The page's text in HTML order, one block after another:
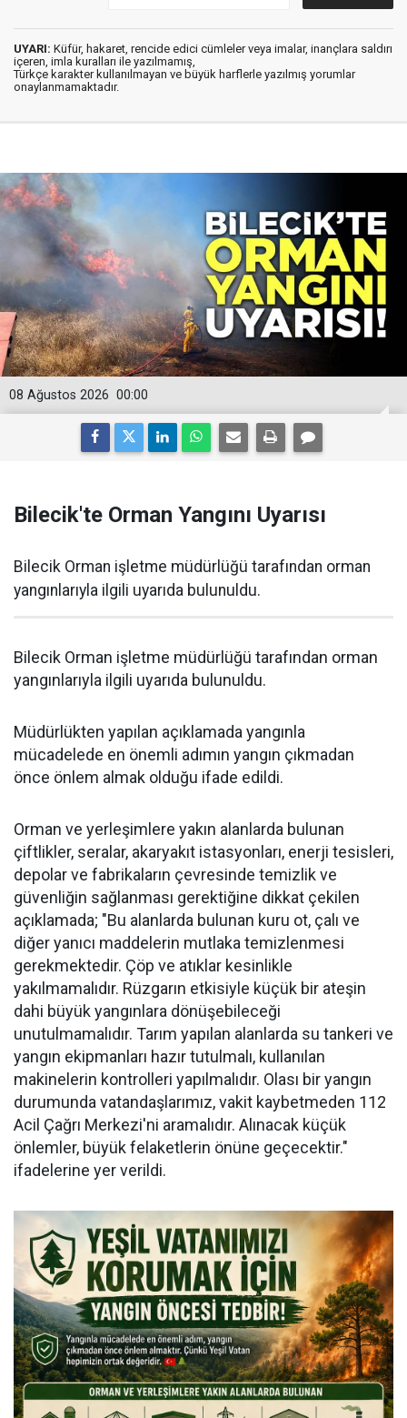
UYARI: Küfür, hakaret, rencide edici cümleler veya imalar, inançlara saldırı
içeren, imla kuralları ile yazılmamış,
Türkçe karakter kullanılmayan ve büyük harflerle yazılmış yorumlar
onaylanmamaktadır.
00:00
08 Ağustos 2026
Bilecik'te Orman Yangını Uyarısı
Bilecik Orman işletme müdürlüğü tarafından orman
yangınlarıyla ilgili uyarıda bulunuldu.
Bilecik Orman işletme müdürlüğü tarafından orman
yangınlarıyla ilgili uyarıda bulunuldu.
Müdürlükten yapılan açıklamada yangınla
mücadelede en önemli adımın yangın çıkmadan
önce önlem almak olduğu ifade edildi.
Orman ve yerleşimlere yakın alanlarda bulunan
çiftlikler, seralar, akaryakıt istasyonları, enerji tesisleri,
depolar ve fabrikaların çevresinde temizlik ve
güvenliğin sağlanması gerektiğine dikkat çekilen
açıklamada; "Bu alanlarda bulunan kuru ot, çalı ve
diğer yanıcı maddelerin mutlaka temizlenmesi
gerekmektedir. Çöp ve atıklar kesinlikle
yakılmamalıdır. Rüzgarın etkisiyle küçük bir ateşin
dahi büyük yangınlara dönüşebileceği
unutulmamalıdır. Tarım yapılan alanlarda su tankeri ve
yangın ekipmanları hazır tutulmalı, kullanılan
makinelerin kontrolleri yapılmalıdır. Olası bir yangın
durumunda vatandaşlarımız, vakit kaybetmeden 112
Acil Çağrı Merkezi'ni aramalıdır. Alınacak küçük
önlemler, büyük felaketlerin önüne geçecektir."
ifadelerine yer verildi.